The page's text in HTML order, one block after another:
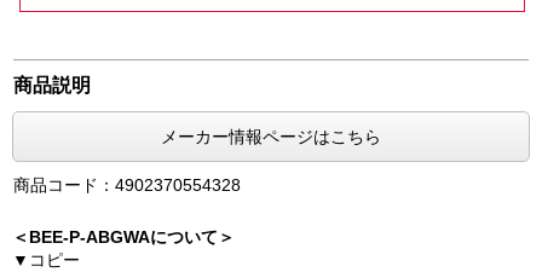
商品説明
メーカー情報ページはこちら
商品コード：4902370554328
＜BEE-P-ABGWAについて＞
▼コピー